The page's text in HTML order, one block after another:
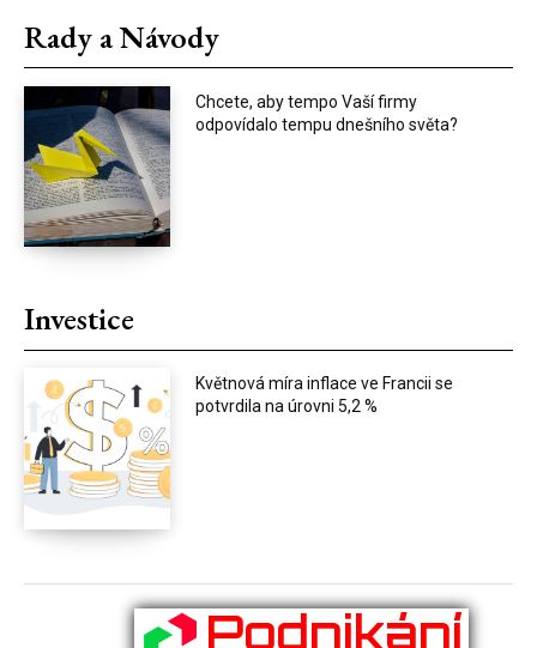
Rady a Návody
Chcete, aby tempo Vaší firmy
odpovídalo tempu dnešního světa?
Investice
Květnová míra inflace ve Francii se
potvrdila na úrovni 5,2 %
Podnikání